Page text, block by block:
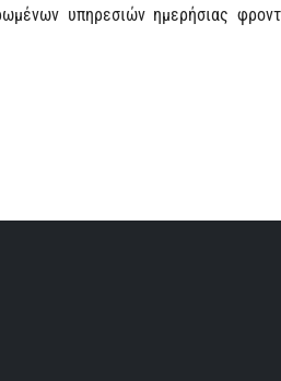
υπηρεσιών ημερήσιας